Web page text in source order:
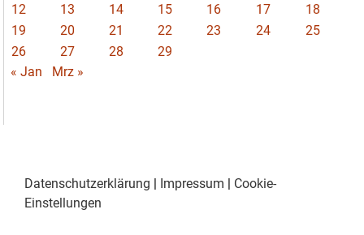
12
13 14 15 16 17
18
19
20 21 22 23 24
25
26
27 28
29
« Jan
Mrz »
Datenschutzerklärung | Impressum | Cookie-
Einstellungen